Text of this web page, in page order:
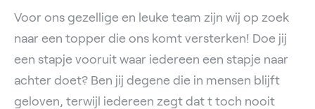
Voor ons gezellige en leuke team zijn wij op zoek
naar een topper die ons komt versterken! Doe jij
een stapje vooruit waar iedereen een stapje naar
achter doet? Ben jij degene die in mensen blijft
geloven, terwijl iedereen zegt dat t toch nooit